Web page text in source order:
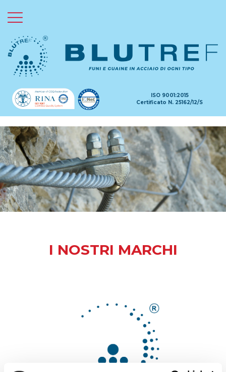
ISO 9001:2015
Certificato N. 25162/12/S
HOME
PRODOTTI
APPLICAZIONI
MARCHI
GALLERY
CERTIFICAZIONI
PROMOZIONI
Contatti
I NOSTRI MARCHI